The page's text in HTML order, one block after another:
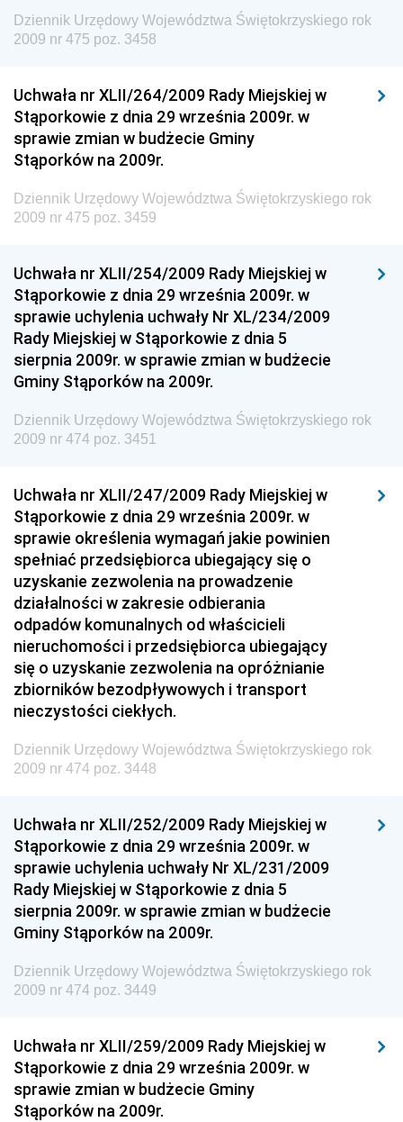
Dziennik Urzędowy Unii Europejskiej, L
Dziennik Urzędowy Ministerstwa Przemysłu
Chemicznego i Lekkiego
Dziennik Urzędowy Ministerstwa Rolnictwa i
Gospodarki Żywnościowej
Dziennik Urzędowy Ministra Rodziny, Pracy i Polityki
Społecznej
Dziennik Urzędowy Ministra Rozwoju
Dziennik Urzędowy Ministra Infrastruktury i
Budownictwa
Dziennik Urzędowy Ministra Gospodarki Morskiej i
Żeglugi Śródlądowej
Dziennik Urzędowy Ministra Energii
Dziennik Urzędowy Ministra Finansów
Dziennik Urzędowy Ministra Rozwoju i Finansów
Dziennik Urzędowy Wyższego Urzędu Górniczego
Dziennik Urzędowy Prezesa Urzędu Transportu
Kolejowego
Dziennik Urzędowy Ministra Przedsiębiorczości i
Technologii
Dziennik Urzędowy Ministra Inwestycji i Rozwoju
Dziennik Urzędowy Naczelnego Dyrektora Archiwów
Państwowych
Dziennik Urzędowy Ministra Finansów, Inwestycji i
Rozwoju
Dziennik Urzędowy Ministra Sportu
Dziennik Urzędowy Ministra Funduszy i Polityki
Regionalnej
Dziennik Urzędowy Ministra Aktywów Państwowych
Dziennik Urzędowy Ministra Zdrowia
Dziennik Urzędowy Ministra Środowiska i Głównego
Inspektora Ochrony Środowiska
Dziennik Urzędowy Ministerstwa Kultury, Dziedzictwa
Narodowego i Sportu
Dziennik Urzędowy Ministra Finansów, Funduszy i
Dziennik Urzędowy Województwa Świętokrzyskiego rok
2009 nr 475 poz. 3458
Uchwała nr XLII/264/2009 Rady Miejskiej w
Stąporkowie z dnia 29 września 2009r. w
sprawie zmian w budżecie Gminy
Stąporków na 2009r.
Dziennik Urzędowy Województwa Świętokrzyskiego rok
2009 nr 475 poz. 3459
Uchwała nr XLII/254/2009 Rady Miejskiej w
Stąporkowie z dnia 29 września 2009r. w
sprawie uchylenia uchwały Nr XL/234/2009
Rady Miejskiej w Stąporkowie z dnia 5
sierpnia 2009r. w sprawie zmian w budżecie
Gminy Stąporków na 2009r.
Dziennik Urzędowy Województwa Świętokrzyskiego rok
2009 nr 474 poz. 3451
Uchwała nr XLII/247/2009 Rady Miejskiej w
Stąporkowie z dnia 29 września 2009r. w
sprawie określenia wymagań jakie powinien
spełniać przedsiębiorca ubiegający się o
uzyskanie zezwolenia na prowadzenie
działalności w zakresie odbierania
odpadów komunalnych od właścicieli
nieruchomości i przedsiębiorca ubiegający
się o uzyskanie zezwolenia na opróżnianie
zbiorników bezodpływowych i transport
nieczystości ciekłych.
Dziennik Urzędowy Województwa Świętokrzyskiego rok
2009 nr 474 poz. 3448
Uchwała nr XLII/252/2009 Rady Miejskiej w
Stąporkowie z dnia 29 września 2009r. w
sprawie uchylenia uchwały Nr XL/231/2009
Rady Miejskiej w Stąporkowie z dnia 5
sierpnia 2009r. w sprawie zmian w budżecie
Gminy Stąporków na 2009r.
Dziennik Urzędowy Województwa Świętokrzyskiego rok
2009 nr 474 poz. 3449
Uchwała nr XLII/259/2009 Rady Miejskiej w
Stąporkowie z dnia 29 września 2009r. w
sprawie zmian w budżecie Gminy
Stąporków na 2009r.